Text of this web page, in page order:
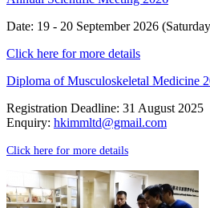
Date: 19 - 20 September 2026
Click here for more details
Diploma of Musculoskeletal Medicine
Registration Deadline: 31 August 2025
Enquiry: hkimmltd@gmail.com
Click here for more details